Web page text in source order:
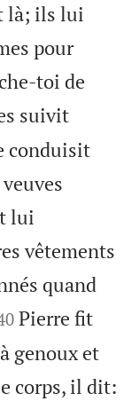
là; ils lui
pour
toi de
suivit
conduisit
lui
vêtements
quand
Pierre fit
genoux et
corps, il dit: